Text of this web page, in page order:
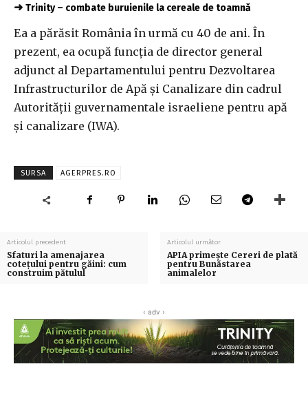
➜ Trinity – combate buruienile la cereale de toamnă
Ea a părăsit România în urmă cu 40 de ani. În
prezent, ea ocupă funcţia de director general
adjunct al Departamentului pentru Dezvoltarea
Infrastructurilor de Apă şi Canalizare din cadrul
Autorităţii guvernamentale israeliene pentru apă
şi canalizare (IWA).
SURSA AGERPRES.RO
Articolul precedent
Sfaturi la amenajarea
cotețului pentru găini: cum
construim pătulul
Articolul următor
APIA primește Cereri de plată
pentru Bunăstarea
animalelor
‹ adv ›